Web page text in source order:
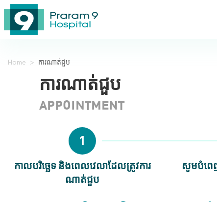
Home > ការណាត់ជួប
ការណាត់ជួប
APPOINTMENT
1
កាលបរិច្ឆេទ និងពេលវេលាដែលត្រូវការ
ណាត់ជួប
សូមបំពេ